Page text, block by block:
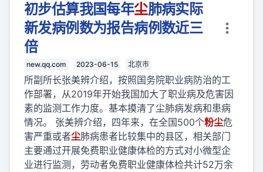
初步估算我国每年尘肺病实际
新发病例数为报告病例数近三
倍
new.qq.com 2023-06-15 北京市
所副所长张美辨介绍，按照国务院职业病防治的工
作部署，从2019年开始我国加大了职业病及危害因
素的监测工作力度。基本摸清了尘肺病发病和患病
情况。 张美辨介绍，四年来，在全国500个粉尘危
害严重或者尘肺病患者比较集中的县区，相关部门
主要通过开展免费职业健康体检的方式对小微型企
业进行监测，劳动者免费职业健康体检共计52万余